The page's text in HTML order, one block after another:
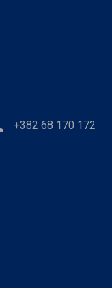
+382 68 170 172